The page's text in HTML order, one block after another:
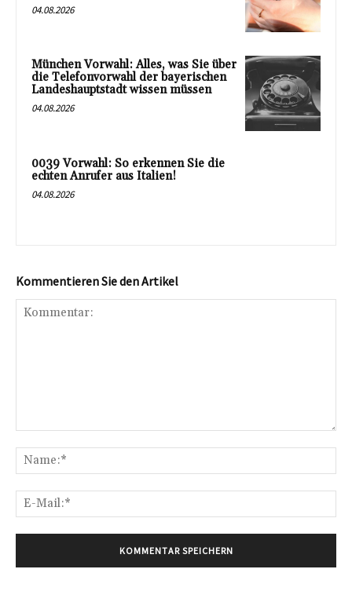
04.08.2026
München Vorwahl: Alles, was Sie über
die Telefonvorwahl der bayerischen
Landeshauptstadt wissen müssen
04.08.2026
0039 Vorwahl: So erkennen Sie die
echten Anrufer aus Italien!
04.08.2026
Kommentieren Sie den Artikel